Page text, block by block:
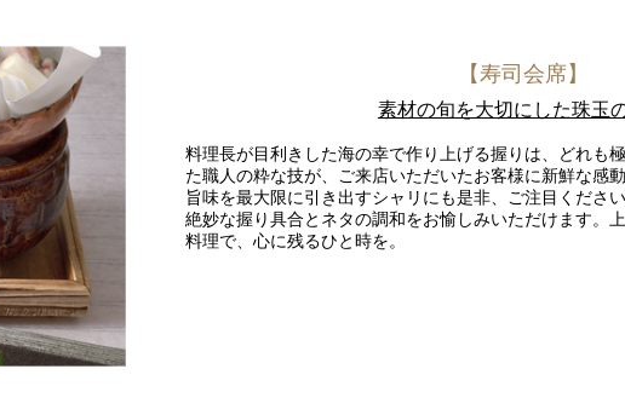
【寿司会席】
素材の旬を大切にした珠玉
料理長が目利きした海の幸で作り上げる握りは、どれも
た職人の粋な技が、ご来店いただいたお客様に新鮮な感
旨味を最大限に引き出すシャリにも是非、ご注目くださ
絶妙な握り具合とネタの調和をお愉しみいただけます。
料理で、心に残るひと時を。